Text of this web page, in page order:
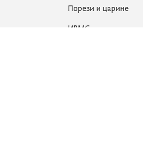
Порези и царине
ИРМС